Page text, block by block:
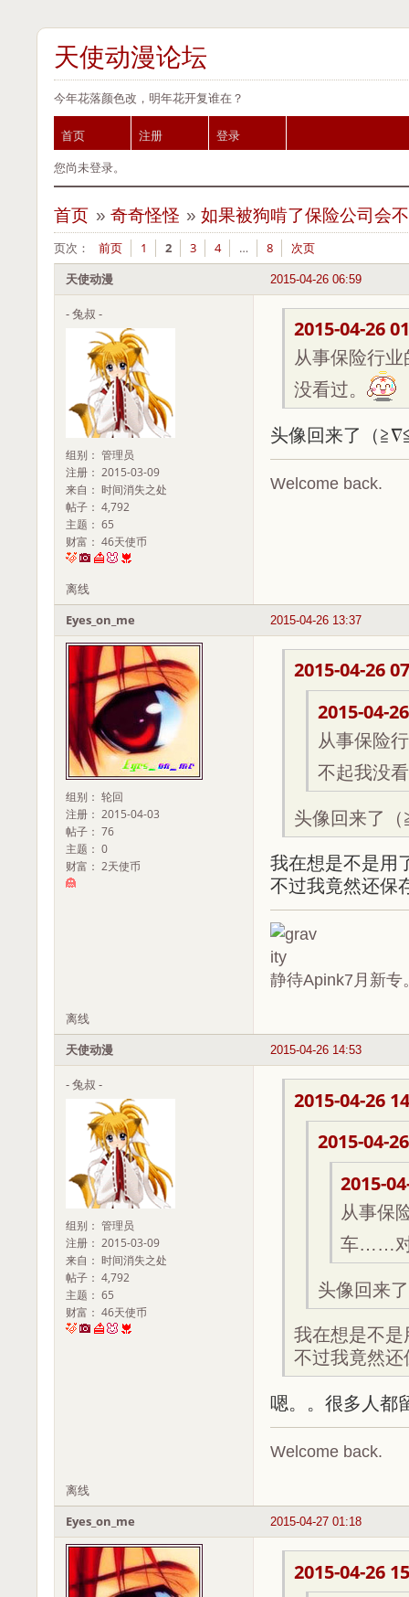
天使动漫论坛
今年花落颜色改，明年花开复谁在？
首页 注册
登录
您尚未登录。
首页 » 奇奇怪怪 »如果被狗啃了保险公司会
页次： 前页 1 2 3 4 … 8 次页
2015-04-26 06:59
天使动漫
- 兔叔 -
组别： 管理员
注册： 2015-03-09
来自： 时间消失之处
帖子： 4,792
主题： 65
财富： 46天使币
2015-04-26
从事保险行
没看过。
头像回来了（
Welcome back.
离线
2015-04-26 13:37
Eyes_on_me
组别： 轮回
注册： 2015-04-03
帖子： 76
主题： 0
财富： 2天使币
2015-04-26
2015-04-
从事保险
不起我没
头像回来了
我在想是不是用
不过我竟然还保
静待Apink7月新专
离线
2015-04-26 14:53
天使动漫
- 兔叔 -
组别： 管理员
注册： 2015-03-09
来自： 时间消失之处
帖子： 4,792
主题： 65
财富： 46天使币
2015-04-26
2015-04-
2015-
从事保
车……对
头像回来
我在想是不
不过我竟然
嗯。。很多人都
Welcome back.
离线
2015-04-27 01:18
Eyes_on_me
2015-04-26